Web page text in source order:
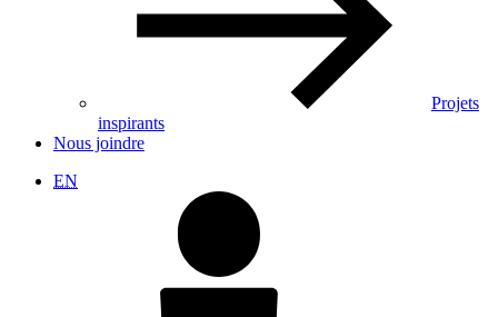
Projets
inspirants
Nous joindre
EN